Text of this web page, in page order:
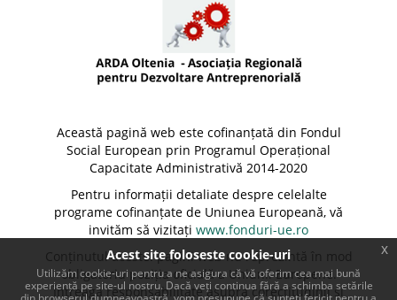
Această pagină web este cofinanțată din Fondul
Social European prin Programul Operațional
Capacitate Administrativă 2014-2020
Pentru informații detaliate despre celelalte
programe cofinanțate de Uniunea Europeană, vă
invităm să vizitați www.fonduri-ue.ro
Conținutul acestei pagini web nu reprezintă în mod
obligatoriu poziția oficială a Uniunii Europene.
Întreaga responsabilitate asupra corectitudinii și
Acest site foloseste cookie-uri
Utilizăm cookie-uri pentru a ne asigura că vă oferim cea mai bună
experiență pe site-ul nostru. Dacă veți continua fără a schimba setările
x